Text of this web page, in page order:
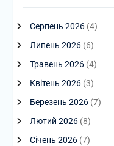
Серпень 2026(4)
Липень 2026(6)
Травень 2026(4)
Квітень 2026(3)
Березень 2026(7)
Лютий 2026(8)
Січень 2026(7)